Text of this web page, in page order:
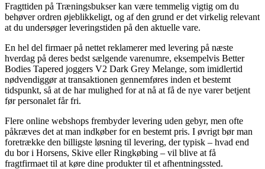
Fragttiden på Træningsbukser kan være temmelig vigtig om du
behøver ordren øjeblikkeligt, og af den grund er det virkelig relevant
at du undersøger leveringstiden på den aktuelle vare.
En hel del firmaer på nettet reklamerer med levering på næste
hverdag på deres bedst sælgende varenumre, eksempelvis Better
Bodies Tapered joggers V2 Dark Grey Melange, som imidlertid
nødvendiggør at transaktionen gennemføres inden et bestemt
tidspunkt, så at de har mulighed for at nå at få de nye varer betjent
før personalet får fri.
Flere online webshops frembyder levering uden gebyr, men ofte
påkræves det at man indkøber for en bestemt pris. I øvrigt bør man
foretrække den billigste løsning til levering, der typisk – hvad end
du bor i Horsens, Skive eller Ringkøbing – vil blive at få
fragtfirmaet til at køre dine produkter til et afhentningssted.